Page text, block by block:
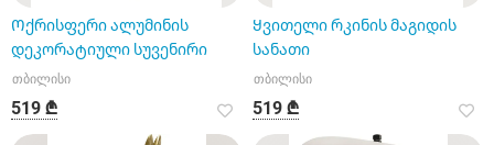
Ოქრისფერი ალუმინის
დეკორატიული სუვენირი
თბილისი
519 ₾
Ყვითელი რკინის მაგიდის
სანათი
თბილისი
519 ₾